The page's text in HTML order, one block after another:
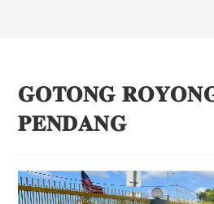
𝐆𝐎𝐓𝐎𝐍𝐆
𝐏𝐄𝐍𝐃𝐀𝐍𝐆